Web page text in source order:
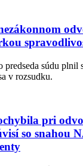
predseda súdu plnil
v rozsudku.
pri
so snahou